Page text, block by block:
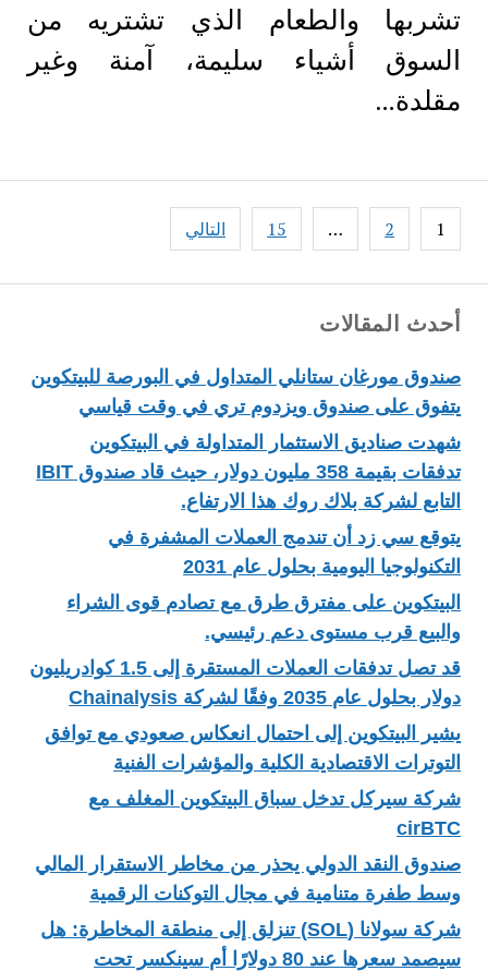
أحدث المقالات
صندوق مورغان ستانلي المتداول في البورصة للبيتكوين
يتفوق على صندوق ويزدوم تري في وقت قياسي
شهدت صناديق الاستثمار المتداولة في البيتكوين
تدفقات بقيمة 358 مليون دولار، حيث قاد صندوق IBIT
التابع لشركة بلاك روك هذا الارتفاع.
يتوقع سي زد أن تندمج العملات المشفرة في
التكنولوجيا اليومية بحلول عام 2031
البيتكوين على مفترق طرق مع تصادم قوى الشراء
والبيع قرب مستوى دعم رئيسي.
قد تصل تدفقات العملات المستقرة إلى 1.5 كوادريليون
دولار بحلول عام 2035 وفقًا لشركة Chainalysis
يشير البيتكوين إلى احتمال انعكاس صعودي مع توافق
التوترات الاقتصادية الكلية والمؤشرات الفنية
شركة سيركل تدخل سباق البيتكوين المغلف مع
cirBTC
صندوق النقد الدولي يحذر من مخاطر الاستقرار المالي
وسط طفرة متنامية في مجال التوكنات الرقمية
شركة سولانا (SOL) تنزلق إلى منطقة المخاطرة: هل
سيصمد سعرها عند 80 دولارًا أم سينكسر تحت
تشربها والطعام الذي تشتريه من
السوق أشياء سليمة، آمنة وغير
مقلدة…
Posts
pagination
1
2
…
15 التالي